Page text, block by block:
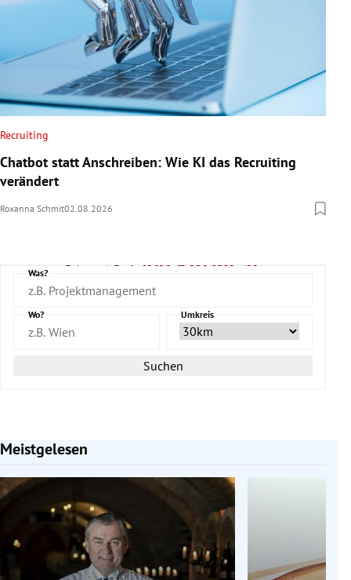
Recruiting
Chatbot statt Anschreiben: Wie KI das Recruiting
verändert
Roxanna Schmit02.08.2026
Was?
Wo? Umkreis
Suchen
Meistgelesen
Slide 1 von 7